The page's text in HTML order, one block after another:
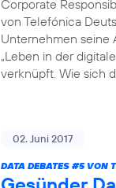
Corporate
von Telefónica
Unternehmen seine
„Leben in der
verknüpft. Wie sich
02. Juni 2017
DATA DEBATES #5VON